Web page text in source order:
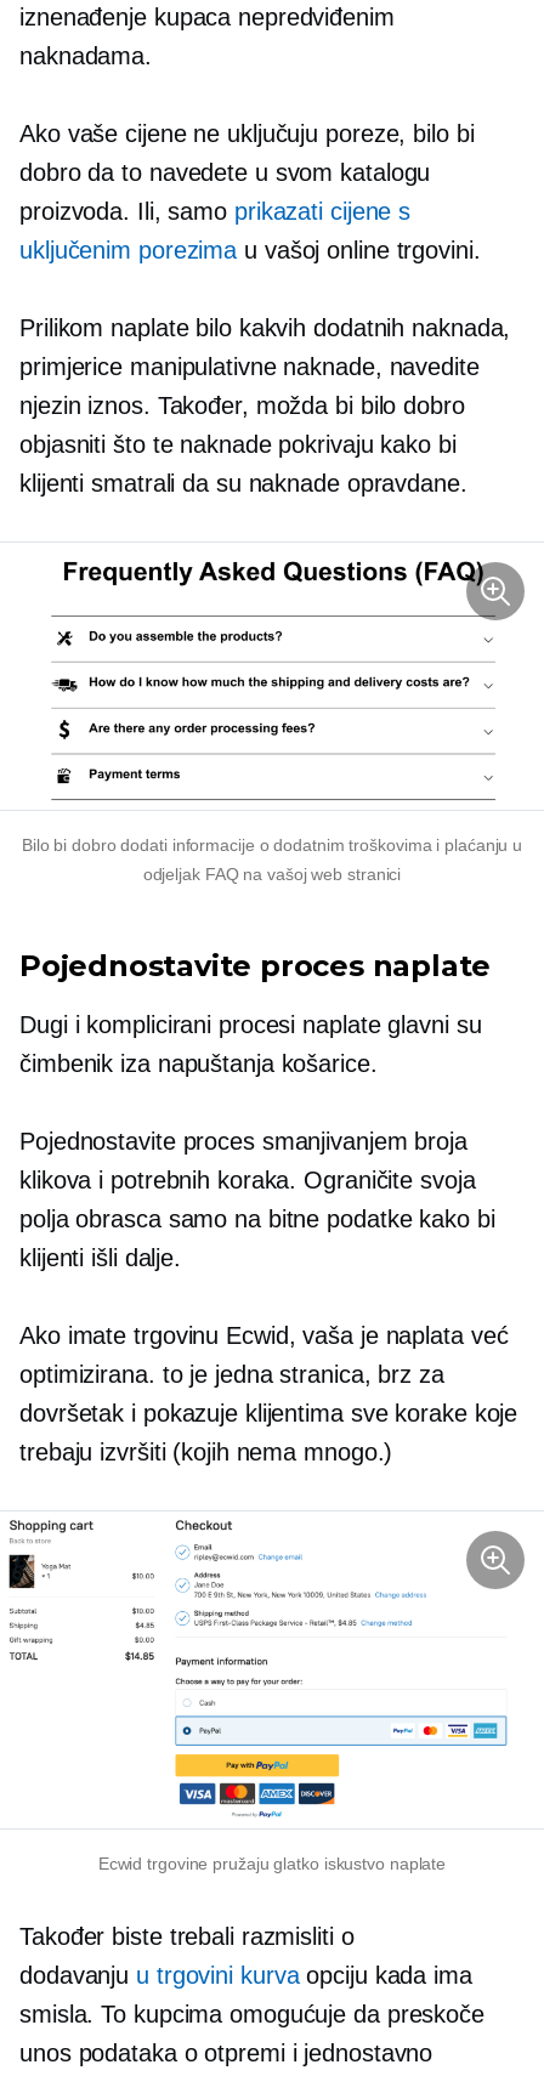
iznenađenje kupaca nepredviđenim
naknadama.
Ako vaše cijene ne uključuju poreze, bilo bi
dobro da to navedete u svom katalogu
proizvoda. Ili, samo prikazati cijene s
uključenim porezima u vašoj online trgovini.
Prilikom naplate bilo kakvih dodatnih naknada,
primjerice manipulativne naknade, navedite
njezin iznos. Također, možda bi bilo dobro
objasniti što te naknade pokrivaju kako bi
klijenti smatrali da su naknade opravdane.
Bilo bi dobro dodati informacije o dodatnim troškovima i plaćanju u
odjeljak FAQ na vašoj web stranici
Pojednostavite proces naplate
Dugi i komplicirani procesi naplate glavni su
čimbenik iza napuštanja košarice.
Pojednostavite proces smanjivanjem broja
klikova i potrebnih koraka. Ograničite svoja
polja obrasca samo na bitne podatke kako bi
klijenti išli dalje.
Ako imate trgovinu Ecwid, vaša je naplata već
optimizirana. to je jedna stranica, brz za
dovršetak i pokazuje klijentima sve korake koje
trebaju izvršiti (kojih nema mnogo.)
Ecwid trgovine pružaju glatko iskustvo naplate
Također biste trebali razmisliti o
dodavanju u trgovini kurvaopciju kada ima
smisla. To kupcima omogućuje da preskoče
unos podataka o otpremi i jednostavno